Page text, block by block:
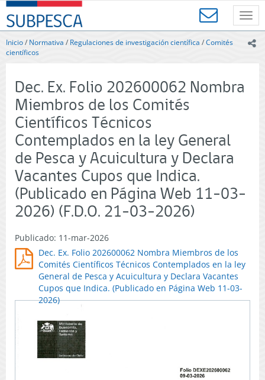
Contenido
principal
SUBPESCA
-
Subsecretaría
de
Acuicultura
Gobierno
de
Chile
Inicio/ Normativa / Regulaciones de investigación científica /Comités
científicos
Dec. Ex. Folio 202600062 Nombra
Miembros de los Comités
Científicos Técnicos
Contemplados en la ley General
de Pesca y Acuicultura y Declara
Vacantes Cupos que Indica.
(Publicado en Página Web 11-03-
2026) (F.D.O. 21-03-2026)
Publicado: 11-mar-2026
Dec. Ex. Folio 202600062 Nombra Miembros de los
Comités Científicos Técnicos Contemplados en la ley
General de Pesca y Acuicultura y Declara Vacantes
Cupos que Indica. (Publicado en Página Web 11-03-
2026)